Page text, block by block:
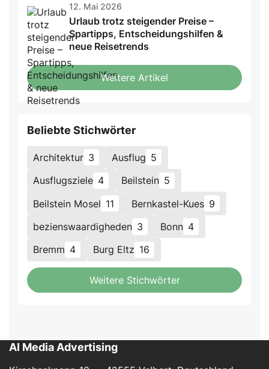
12. Mai 2026
Urlaub trotz steigender Preise –
Spartipps, Entscheidungshilfen &
neue Reisetrends
Weitere Artikel
Beliebte Stichwörter
Architektur 3 Ausflug 5
Ausflugsziele 4 Beilstein 5
Beilstein Mosel 11 Bernkastel-Kues 9
bezienswaardigheden 3 Bonn 4
Bremm 4 Burg Eltz 16
Weitere Stichwörter
AI Media Advertising